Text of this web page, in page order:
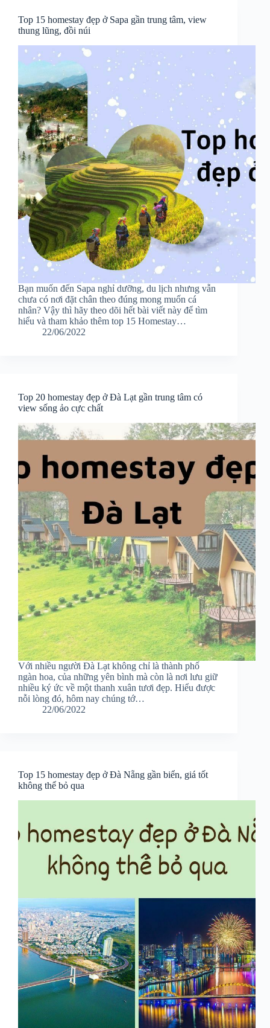
Top 15 homestay đẹp ở Sapa gần trung tâm, view
thung lũng, đồi núi
Bạn muốn đến Sapa nghỉ dưỡng, du lịch nhưng vẫn
chưa có nơi đặt chân theo đúng mong muốn cá
nhân? Vậy thì hãy theo dõi hết bài viết này để tìm
hiểu và tham khảo thêm top 15 Homestay…
22/06/2022
Top 20 homestay đẹp ở Đà Lạt gần trung tâm có
view sống ảo cực chất
Với nhiều người Đà Lạt không chỉ là thành phố
ngàn hoa, của những yên bình mà còn là nơi lưu giữ
nhiều ký ức về một thanh xuân tươi đẹp. Hiểu được
nỗi lòng đó, hôm nay chúng tớ…
22/06/2022
Top 15 homestay đẹp ở Đà Nẵng gần biển, giá tốt
không thể bỏ qua